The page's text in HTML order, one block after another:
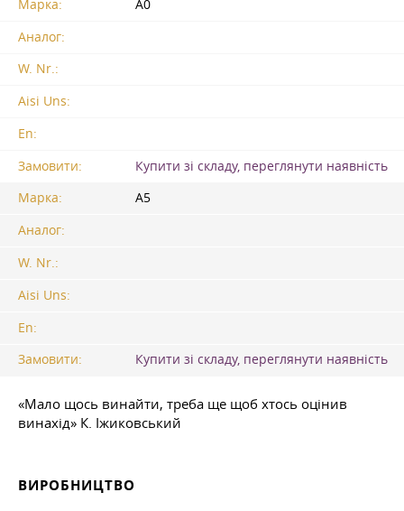
Марка:
А0
Аналог:
W. Nr.:
Aisi Uns:
En:
Замовити:
Купити зі складу, переглянути наявність
Марка:
А5
Аналог:
W. Nr.:
Aisi Uns:
En:
Замовити:
Купити зі складу, переглянути наявність
«Мало щось винайти, треба ще щоб хтось оцінив
винахід» К. Іжиковський
ВИРОБНИЦТВО